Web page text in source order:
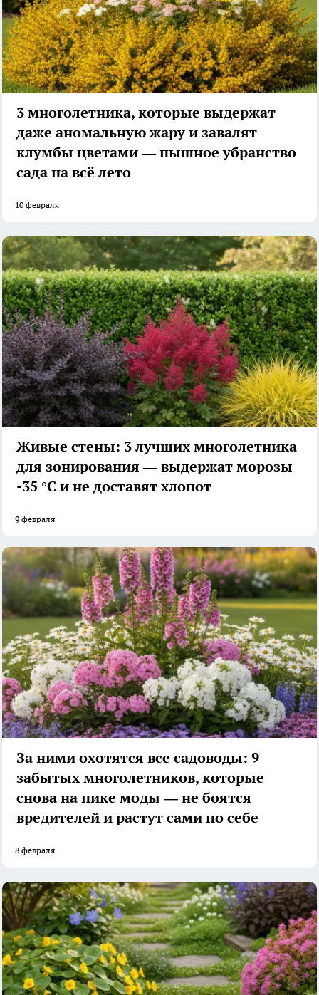
3 многолетника, которые выдержат
даже аномальную жару и завалят
клумбы цветами — пышное убранство
сада на всё лето
10 февраля
Живые стены: 3 лучших многолетника
для зонирования — выдержат морозы
-35 °C и не доставят хлопот
9 февраля
За ними охотятся все садоводы: 9
забытых многолетников, которые
снова на пике моды — не боятся
вредителей и растут сами по себе
8 февраля